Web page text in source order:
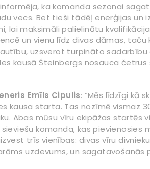
informēja, ka komanda sezonai
vecs. Bet tieši tādēļ enerģijas un
lai maksimāli palielinātu
un vienu līdz divas dāmas,
uzsverot turpināto sadarbību
kausā Šteinbergs nosauca četrus
Emīls Cipulis: “Mēs līdzīgi kā
kausa starta. Tas nozīmē vismaz
Abas mūsu vīru ekipāžas startēs
komanda, kas
trīs vienības: divas vīru
uzdevums, un